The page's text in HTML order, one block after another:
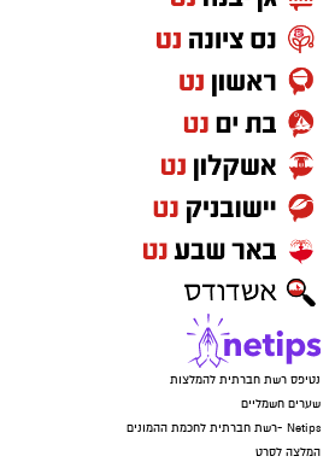
נטיפס רשת חברתית להמלצות
שערים חשמליים
Netips -רשת חברתית לחכמת ההמונים
המלצה לסרט